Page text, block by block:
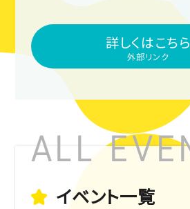
詳しくはこちら
イベント一覧